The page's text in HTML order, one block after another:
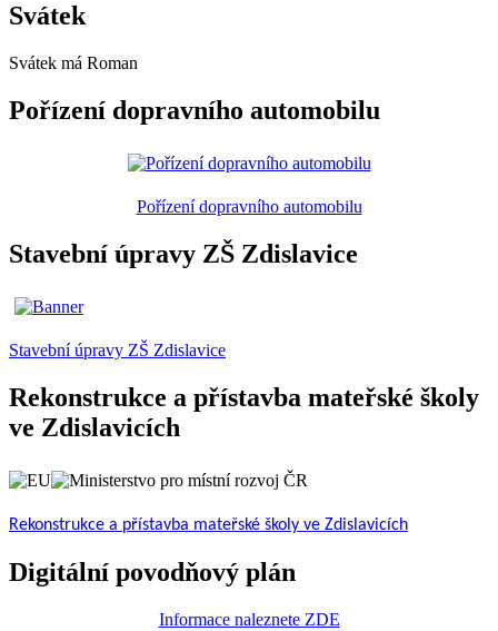
Svátek
Svátek má Roman
Pořízení dopravního automobilu
Pořízení dopravního automobilu
Stavební úpravy ZŠ Zdislavice
Stavební úpravy ZŠ Zdislavice
Rekonstrukce a přístavba mateřské školy
ve Zdislavicích
Rekonstrukce a přístavba mateřské školy ve Zdislavicích
Digitální povodňový plán
Informace naleznete ZDE